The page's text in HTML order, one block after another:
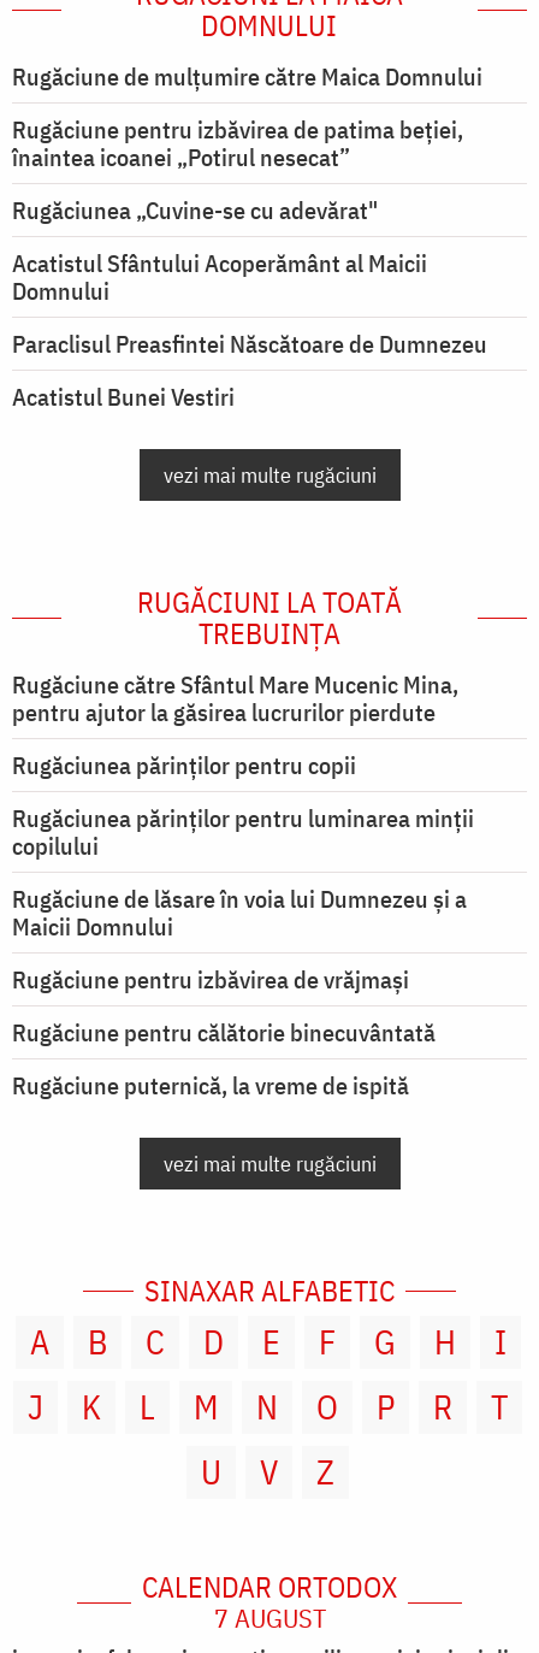
DOMNULUI
Rugăciune de mulţumire către Maica Domnului
Rugăciune pentru izbăvirea de patima beției,
înaintea icoanei „Potirul nesecat”
Rugăciunea „Cuvine-se cu adevărat"
Acatistul Sfântului Acoperământ al Maicii
Domnului
Paraclisul Preasfintei Născătoare de Dumnezeu
Acatistul Bunei Vestiri
vezi mai multe rugăciuni
RUGĂCIUNI LA TOATĂ
TREBUINȚA
Rugăciune către Sfântul Mare Mucenic Mina,
pentru ajutor la găsirea lucrurilor pierdute
Rugăciunea părinților pentru copii
Rugăciunea părinților pentru luminarea minţii
copilului
Rugăciune de lăsare în voia lui Dumnezeu şi a
Maicii Domnului
Rugăciune pentru izbăvirea de vrăjmași
Rugăciune pentru călătorie binecuvântată
Rugăciune puternică, la vreme de ispită
vezi mai multe rugăciuni
SINAXAR ALFABETIC
A B C D E F G H
I
J
K L M N O P R
T
U
V Z
CALENDAR ORTODOX
7 AUGUST